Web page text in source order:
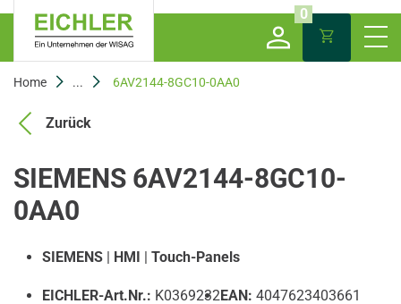
0
Home ... 6AV2144-8GC10-0AA0
Zurück
SIEMENS 6AV2144-8GC10-
0AA0
SIEMENS | HMI | Touch-Panels
EICHLER-Art.Nr.: K0369232EAN: 4047623403661